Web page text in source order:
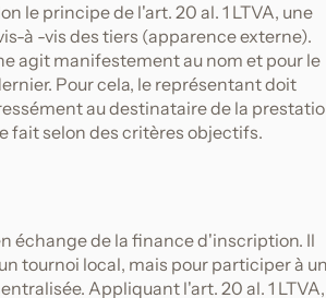
le principe de l'art. 20 al. 1 LTVA, une
à -vis des tiers (apparence externe).
agit manifestement au nom et pour le
Pour cela, le représentant doit
au destinataire de la
fait selon des critères objectifs.
échange de la finance d'inscription. Il
tournoi local, mais pour participer à
Appliquant l'art. 20 al. 1